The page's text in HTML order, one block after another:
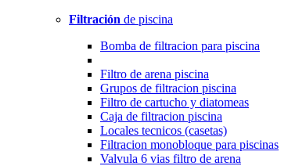
Filtración de piscina
Bomba de filtracion para piscina
Filtro de arena piscina
Grupos de filtracion piscina
Filtro de cartucho y diatomeas
Caja de filtracion piscina
Locales tecnicos (casetas)
Filtracion monobloque para piscinas
Valvula 6 vias filtro de arena